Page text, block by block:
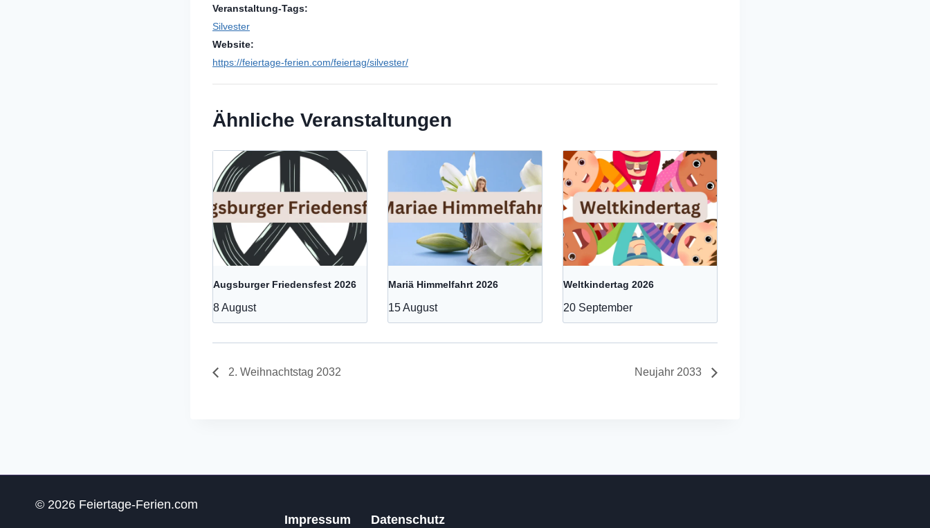
Veranstaltung-Tags:
Silvester
Website:
https://feiertage-ferien.com/feiertag/silvester/
Ähnliche Veranstaltungen
Augsburger Friedensfest 2026
8 August
Mariä Himmelfahrt 2026
15 August
Weltkindertag 2026
20 September
2. Weihnachtstag 2032 Neujahr 2033
© 2026 Feiertage-Ferien.com
Impressum
Datenschutz